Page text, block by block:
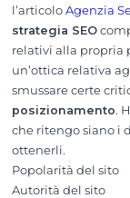
l’articolo Agenzia
strategia SEO
relativi alla propria
un’ottica relativa
smussare certe
posizionamento.
che ritengo siano i
ottenerli.
Popolarità del sito
Autorità del sito